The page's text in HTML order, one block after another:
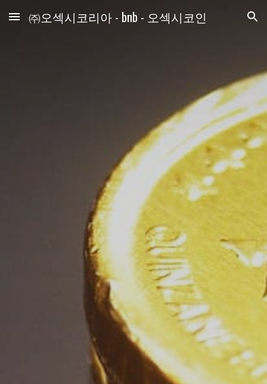
Skip to main content Skip to navigation
㈜오섹시코리아 - bnb - 오섹시코인